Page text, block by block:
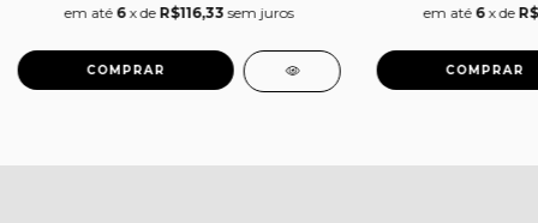
em até 6 x de R$116,33 sem juros em até 6 x de